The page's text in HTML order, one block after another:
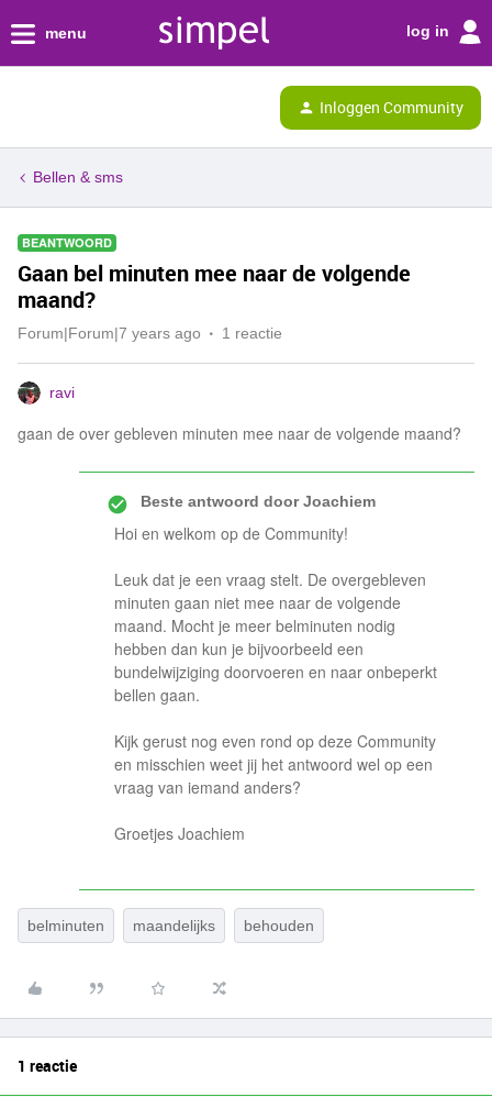
menu log in
Inloggen Community
Bellen & sms
BEANTWOORD
Gaan bel minuten mee naar de volgende
maand?
Forum|Forum|7 years ago 1 reactie
ravi
gaan de over gebleven minuten mee naar de volgende maand?
Beste antwoord doorJoachiem
Hoi en welkom op de Community!
Leuk dat je een vraag stelt. De overgebleven
minuten gaan niet mee naar de volgende
maand. Mocht je meer belminuten nodig
hebben dan kun je bijvoorbeeld een
bundelwijziging doorvoeren en naar onbeperkt
bellen gaan.
Kijk gerust nog even rond op deze Community
en misschien weet jij het antwoord wel op een
vraag van iemand anders?
Groetjes Joachiem
belminuten maandelijks behouden
1 reactie